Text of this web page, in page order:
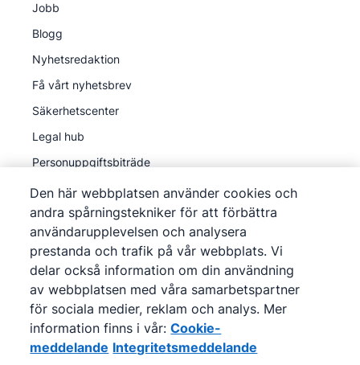
Jobb
Blogg
Nyhetsredaktion
Få vårt nyhetsbrev
Säkerhetscenter
Legal hub
Personuppgiftsbiträde
©2026Pipedrive
Pipedrive
Användarvillkor
Pipedrive
Integritetsmeddelande
Webbplatskarta
Cookie-meddelande
Den här webbplatsen använder cookies och
andra spårningstekniker för att förbättra
användarupplevelsen och analysera
prestanda och trafik på vår webbplats. Vi
delar också information om din användning
av webbplatsen med våra samarbetspartner
för sociala medier, reklam och analys. Mer
information finns i vår: Cookie-
meddelande Integritetsmeddelande